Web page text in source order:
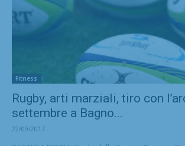
Fitness
Rugby, arti marziali, tiro con
settembre a Bagno...
22/09/2017